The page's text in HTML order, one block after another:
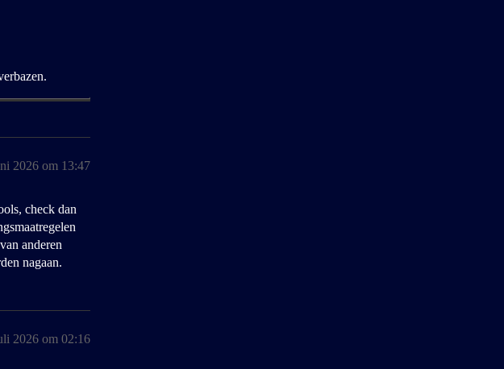
2026 om 13:47
check dan
anderen
nagaan.
2026 om 02:16